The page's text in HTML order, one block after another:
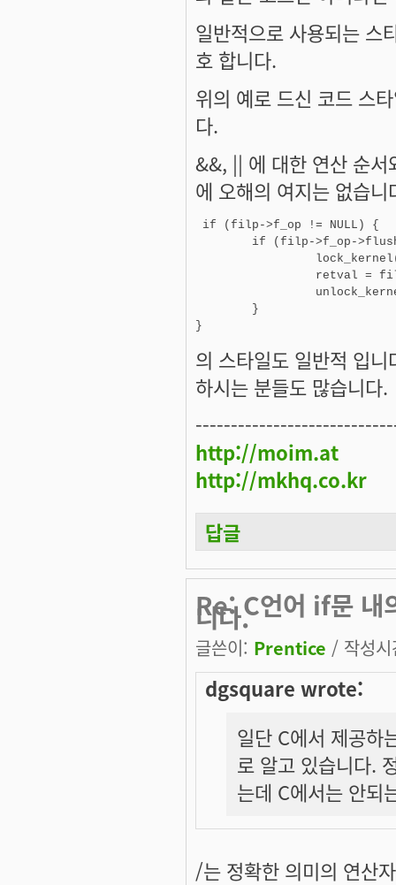
일반적으로 사용되는 스
호 합니다.
위의 예로 드신 코드 스
다.
&&, || 에 대한 연산 순서
에 오해의 여지는 없습니
if (filp->f_op != NULL) {
if (filp->f_op-
retval =
        }
}
의 스타일도 일반적 입
하시는 분들도 많습니다.
http://moim.at
http://mkhq.co.kr
답글
Re: C언어 if문 내
니다.
글쓴이: Prentice / 작성
dgsquare wrote:
일단 C에서 제공
로 알고 있습니다.
는데 C에서는 안
/는 정확한 의미의 연산